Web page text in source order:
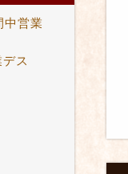
中営業
ス